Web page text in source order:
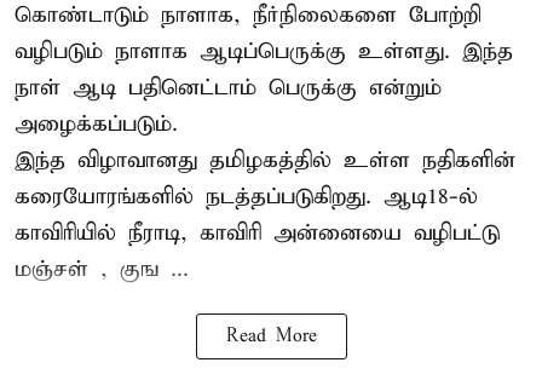
கொண்டாடும் நாளாக, நீர்நிலைகளை போற்றி
வழிபடும் நாளாக ஆடிப்பெருக்கு உள்ளது. இந்த
நாள் ஆடி பதினெட்டாம் பெருக்கு என்றும்
அழைக்கப்படும்.
இந்த விழாவானது தமிழகத்தில் உள்ள நதிகளின்
கரையோரங்களில் நடத்தப்படுகிறது. ஆடி18-ல்
காவிரியில் நீராடி, காவிரி அன்னையை வழிபட்டு
மஞ்சள் , குங ...
Read More